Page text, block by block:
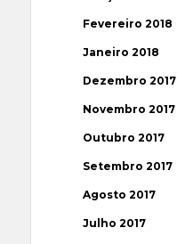
Fevereiro 2018
Janeiro 2018
Dezembro 2017
Novembro 2017
Outubro 2017
Setembro 2017
Agosto 2017
Julho 2017